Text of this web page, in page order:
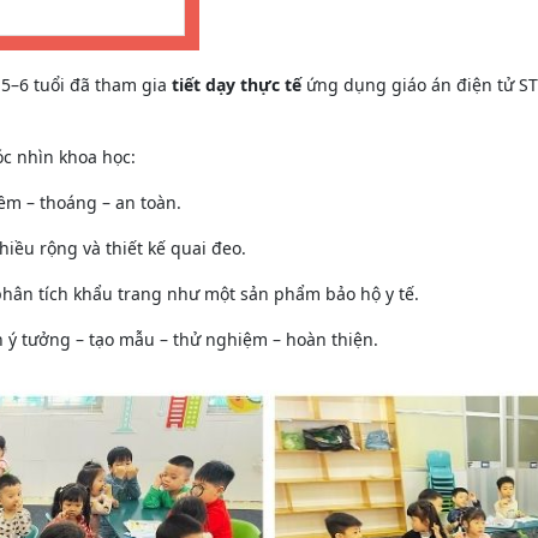
tuổi đã tham gia tiết dạy thực tếứng dụng giáo án điện tử
nhìn khoa học:
– thoáng – an toàn.
rộng và thiết kế quai đeo.
tích khẩu trang như một sản phẩm bảo hộ y tế.
tưởng – tạo mẫu – thử nghiệm – hoàn thiện.